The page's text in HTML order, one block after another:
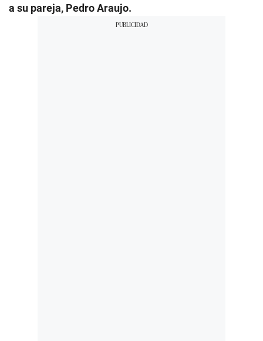
a su pareja, Pedro Araujo.